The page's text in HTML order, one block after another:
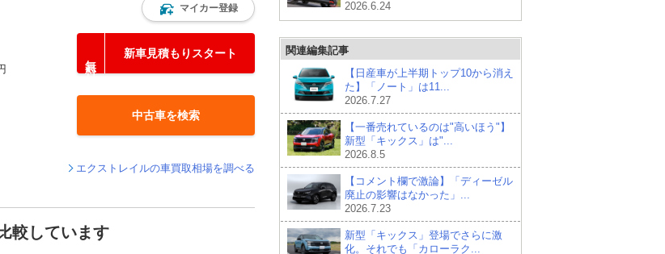
マイカー登録
新車見積もりスタート
中古車を検索
エクストレイルの車買取相場を調べる
較しています
2026.6.24
関連編集記事
【日産車が上半期トップ10から消え
た】「ノート」は11...
2026.7.27
【一番売れているのは"高いほう"】
新型「キックス」は"...
2026.8.5
【コメント欄で激論】「ディーゼル
廃止の影響はなかった」...
2026.7.23
新型「キックス」登場でさらに激
化。それでも「カローラク...